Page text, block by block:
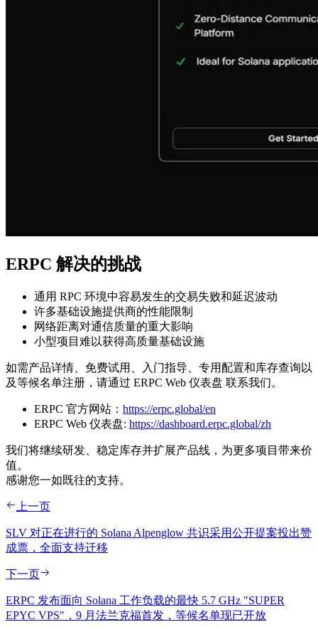
ERPC 解决的挑战
通用 RPC 环境中容易发生的交易失败和延迟波动
许多基础设施提供商的性能限制
网络距离对通信质量的重大影响
小型项目难以获得高质量基础设施
如需产品详情、免费试用、入门指导、专用配置和库存查询以
及等候名单注册，请通过 ERPC Web 仪表盘 联系我们。
ERPC 官方网站： https://erpc.global/en
ERPC Web 仪表盘: https://dashboard.erpc.global/zh
我们将继续研发、稳定库存并扩展产品线，为更多项目带来价
值。
感谢您一如既往的支持。
上一页
SLV 对正在进行的 Solana Alpenglow 共识采用公开提案投出赞
成票，全面支持迁移
下一页
ERPC 发布面向 Solana 工作负载的最快 5.7 GHz "SUPER
EPYC VPS"，9 月法兰克福首发，等候名单现已开放